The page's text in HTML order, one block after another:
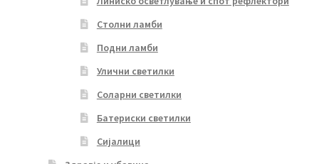
Столни ламби
Подни ламби
Улични светилки
Соларни светилки
Батериски светилки
Сијалици